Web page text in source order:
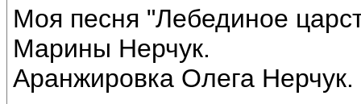
Моя песня "Лебединое
Марины Нерчук.
Аранжировка Олега